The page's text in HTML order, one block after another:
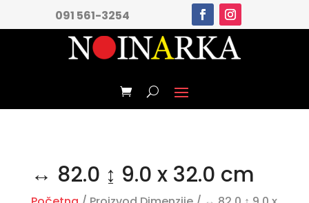
091 561-3254
↔ 82.0 ↨ 9.0 x 32.0 cm